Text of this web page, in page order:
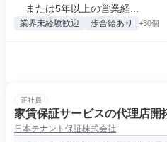
または5年以上の営業経...
業界未経験歓迎 歩合給あり +30個
正社員
家賃保証サービスの代理店開
日本テナント保証株式会社